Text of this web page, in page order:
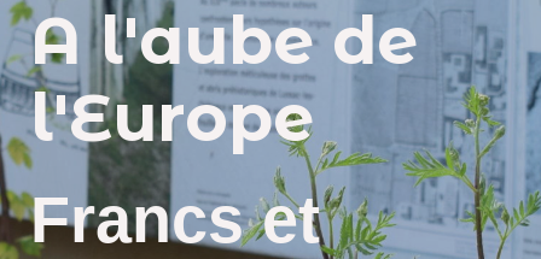
A l'aube de
l'Europe
Francs et